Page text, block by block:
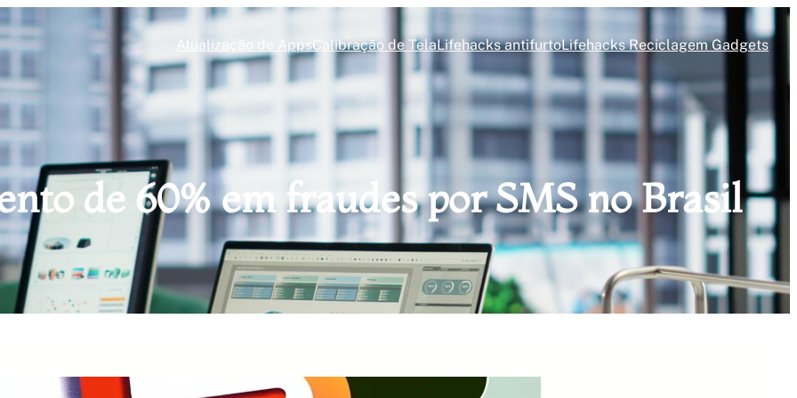
Atualização de AppsCalibração de TelaLifehacks antifurtoLifehacks Reciclagem Gadgets
de 60% em fraudes por SMS no Brasil